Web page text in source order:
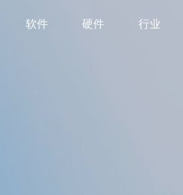
软件 硬件 行业